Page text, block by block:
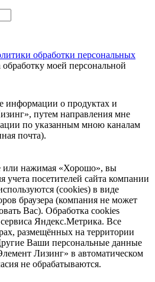
обработки персональных
обработку моей персональной
информации о продуктах и
путем направления мне
по указанным мною каналам
почта).
или нажимая «Хорошо», вы
учета посетителей сайта компании
(cookies) в виде
браузера (компания не может
Вас). Обработка cookies
Яндекс.Метрика. Все
размещённых на территории
Ваши персональные данные
Лизинг» в автоматическом
не обрабатываются.